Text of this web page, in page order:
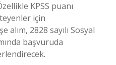
KPSS puanı
için
alım, 2828 sayılı Sosyal
başvuruda